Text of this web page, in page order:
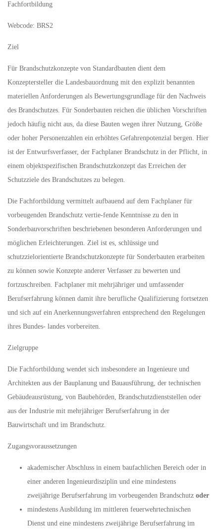
Fachfortbildung
Webcode: BRS2
Ziel
Für Brandschutzkonzepte von Standardbauten dient dem
Konzeptersteller die Landesbauordnung mit den explizit benannten
materiellen Anforderungen als Bewertungsgrundlage für den Nachweis
des Brandschutzes. Für Sonderbauten reichen die üblichen Vorschriften
jedoch häufig nicht aus, da diese Bauten wegen ihrer Nutzung, Größe
oder hoher Personenzahlen ein erhöhtes Gefahrenpotenzial bergen. Hier
ist der Entwurfsverfasser, der Fachplaner Brandschutz in der Pflicht, in
einem objektspezifischen Brandschutzkonzept das Erreichen der
Schutzziele des Brandschutzes zu belegen.
Die Fachfortbildung vermittelt aufbauend auf dem Fachplaner für
vorbeugenden Brandschutz vertie-fende Kenntnisse zu den in
Sonderbauvorschriften beschriebenen besonderen Anforderungen und
möglichen Erleichterungen. Ziel ist es, schlüssige und
schutzzielorientierte Brandschutzkonzepte für Sonderbauten erarbeiten
zu können sowie Konzepte anderer Verfasser zu bewerten und
fortzuschreiben. Fachplaner mit mehrjähriger und umfassender
Berufserfahrung können damit ihre berufliche Qualifizierung fortsetzen
und sich auf ein Anerkennungsverfahren entsprechend den Regelungen
ihres Bundes- landes vorbereiten.
Zielgruppe
Die Fachfortbildung wendet sich insbesondere an Ingenieure und
Architekten aus der Bauplanung und Bauausführung, der technischen
Gebäudeausrüstung, von Baubehörden, Brandschutzdienststellen oder
aus der Industrie mit mehrjähriger Berufserfahrung in der
Bauwirtschaft und im Brandschutz.
Zugangsvoraussetzungen
akademischer Abschluss in einem baufachlichen Bereich oder in
einer anderen Ingenieurdisziplin und eine mindestens
zweijährige Berufserfahrung im vorbeugenden Brandschutz oder
mindestens Ausbildung im mittleren feuerwehrtechnischen
Dienst und eine mindestens zweijährige Berufserfahrung im